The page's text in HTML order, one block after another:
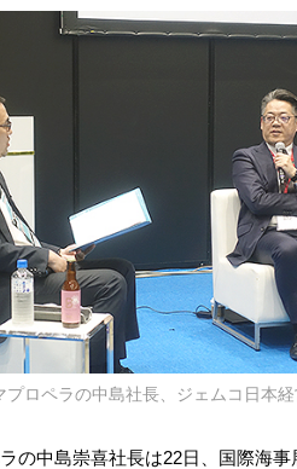
プロペラの中島社長、ジェムコ日本
の中島崇喜社長は22日、国際海事